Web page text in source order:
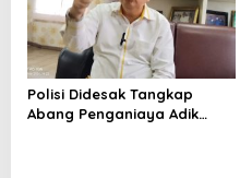
Polisi Didesak Tangkap
Abang Penganiaya Adik